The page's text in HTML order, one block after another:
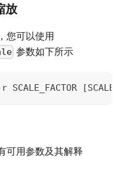
放
您可以使用
参数如下所示
可用参数及其解释